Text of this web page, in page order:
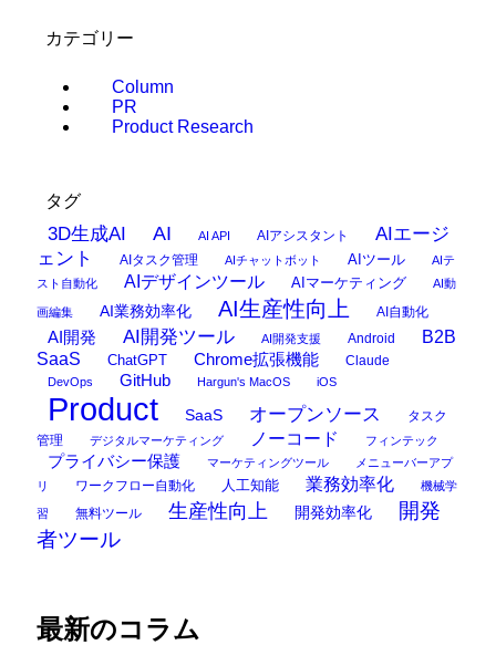
カテゴリー
Column
PR
Product Research
タグ
3D生成AI AI AI API AIアシスタント
AIエージ
ェント
AIタスク管理 AIチャットボット AIツール
AIテ
スト自動化
AIデザインツール AIマーケティング AI動
画編集 AI業務効率化 AI生産性向上 AI自動化
AI開発 AI開発ツール AI開発支援 Android
B2B
SaaS
ChatGPT Chrome拡張機能 Claude
DevOps GitHub Hargun's MacOS iOS
Product SaaS オープンソース
タスク
管理
デジタルマーケティング ノーコード フィンテック
プライバシー保護 マーケティングツール
メニューバーアプ
リ
ワークフロー自動化 人工知能 業務効率化 機械学
習 無料ツール 生産性向上 開発効率化
開発
者ツール
最新のコラム